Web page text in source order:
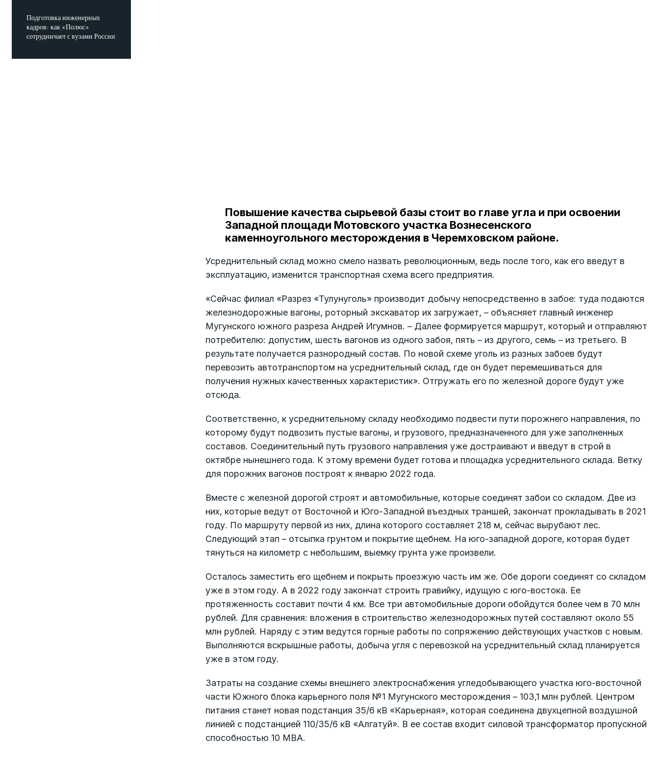
Подготовка инженерных
кадров: как «Полюс»
сотрудничает с вузами России
Повышение качества сырьевой базы стоит во главе угла и при освоении
Западной площади Мотовского участка Вознесенского
каменноугольного месторождения в Черемховском районе.
Усреднительный склад можно смело назвать революционным, ведь после того, как его введут в
эксплуатацию, изменится транспортная схема всего предприятия.
«Сейчас филиал «Разрез «Тулун­уголь» производит добычу непосредственно в забое: туда подаются
железнодорожные вагоны, роторный экскаватор их загружает, – объясняет главный инженер
Мугунского южного разреза Андрей Игумнов. – Далее формируется маршрут, который и отправляют
потребителю: допустим, шесть вагонов из одного забоя, пять – из другого, семь – из третьего. В
результате получается разнородный состав. По новой схеме уголь из разных забоев будут
перевозить автотранспортом на усреднительный склад, где он будет перемешиваться для
получения нужных качественных характеристик». Отгружать его по железной дороге будут уже
отсюда.
Соответственно, к усреднительному складу необходимо подвести пути порожнего направления, по
которому будут подвозить пустые вагоны, и грузового, предназначенного для уже заполненных
составов. Соединительный путь грузового направления уже достраивают и введут в строй в
октябре нынешнего года. К этому времени будет готова и площадка усреднительного склада. Ветку
для порожних вагонов построят к январю 2022 года.
Вместе с железной дорогой строят и автомобильные, которые соединят забои со складом. Две из
них, которые ведут от Восточной и Юго-Западной въездных траншей, закончат прокладывать в 2021
году. По маршруту первой из них, длина которого составляет 218 м, сейчас вырубают лес.
Следующий этап – отсыпка грунтом и покрытие щебнем. На юго-западной дороге, которая будет
тянуться на километр с небольшим, выемку грунта уже произвели.
Осталось заместить его щебнем и покрыть проезжую часть им же. Обе дороги соединят со складом
уже в этом году. А в 2022 году закончат строить гравийку, идущую с юго-востока. Ее
протяженность составит почти 4 км. Все три автомобильные дороги обойдутся более чем в 70 млн
рублей. Для сравнения: вложения в строительство железнодорожных путей составляют около 55
млн рублей. Наряду с этим ведутся горные работы по сопряжению действующих участков с новым.
Выполняются вскрышные работы, добыча угля с перевозкой на усреднительный склад планируется
уже в этом году.
Затраты на создание схемы внешнего электроснабжения угледобывающего участка юго-восточной
части Южного блока карьерного поля №1 Мугунского месторождения – 103,1 млн рублей. Центром
питания станет новая подстанция 35/6 кВ «Карьерная», которая соединена двухцепной воздушной
линией с подстанцией 110/35/6 кВ «Алгатуй». В ее состав входит силовой трансформатор пропускной
способностью 10 МВА.